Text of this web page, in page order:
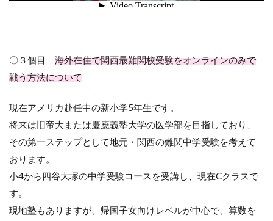
〇３個目 海外在住で関西最難関校受験をオンラインのみで
戦う方法について
現在アメリカ赴任中の新小学5年生です。
将来は旧帝大または慶應義塾大学の医学部を目指しており、
その第一ステップとして地元・関西の難関中学受験を考えて
おります。
小4から四谷大塚の中学受験コースを受講し、現在Cクラスで
す。
現地塾もありますが、帰国子女向けレベルが中心で、算数を